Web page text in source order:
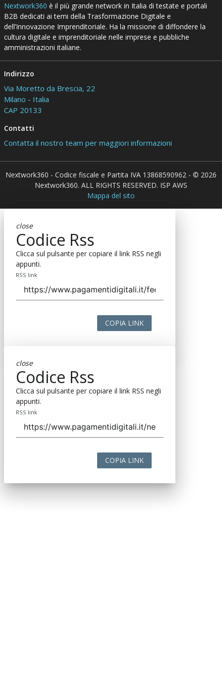
Nextwork360 è il più grande network in Italia di testate e portali
B2B dedicati ai temi della Trasformazione Digitale e
dell’Innovazione Imprenditoriale. Ha la missione di diffondere la
cultura digitale e imprenditoriale nelle imprese e pubbliche
amministrazioni italiane.
Indirizzo
Via Moretto da Brescia, 22
Milano - Italia
CAP 20133
Contatti
Contatta il nostro team per maggiori informazioni
Nextwork360 - Codice fiscale e Partita IVA 13868590962 - © 2026
Nextwork360. ALL RIGHTS RESERVED. ISP AWS
Mappa del sito
close
Codice Rss
Clicca sul pulsante per copiare il link RSS negli
appunti.
RSS link
COPIA LINK
close
Codice Rss
Clicca sul pulsante per copiare il link RSS negli
appunti.
RSS link
COPIA LINK